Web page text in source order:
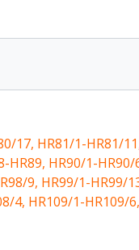
17, HR81/1-HR81/
HR90/1-
9, HR99/1-HR99/
4, HR109/1-HR109/